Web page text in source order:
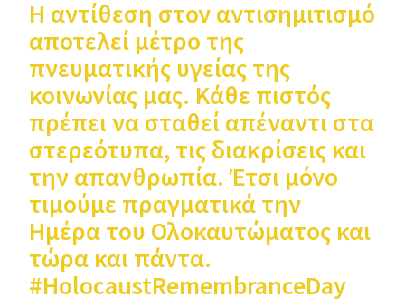
Η αντίθεση στον αντισημιτισμό
αποτελεί μέτρο της
πνευματικής υγείας της
κοινωνίας μας. Κάθε πιστός
πρέπει να σταθεί απέναντι στα
στερεότυπα, τις διακρίσεις και
την απανθρωπία. Έτσι μόνο
τιμούμε πραγματικά την
Ημέρα του Ολοκαυτώματος και
τώρα και πάντα.
#HolocaustRemembranceDay